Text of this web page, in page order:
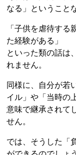
なる」ということ
「子供を虐待す
た経験がある」
といった類の話は
れません。
同様に、自分が若
イル」や「当時の
意味で継承されて
せん。
では、そうした「